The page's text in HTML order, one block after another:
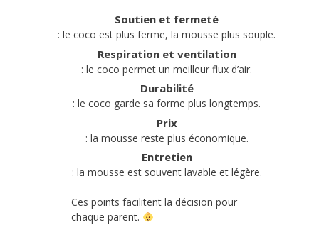
Soutien et fermeté
: le coco est plus ferme, la mousse plus souple.
Respiration et ventilation
: le coco permet un meilleur flux d’air.
Durabilité
: le coco garde sa forme plus longtemps.
Prix
: la mousse reste plus économique.
Entretien
: la mousse est souvent lavable et légère.
Ces points facilitent la décision pour
chaque parent.